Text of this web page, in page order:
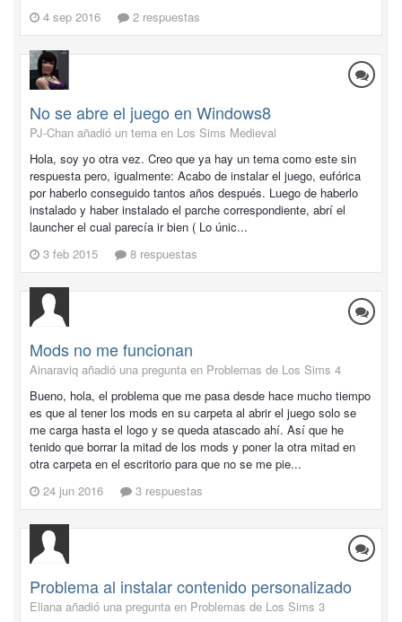
4 sep 2016
2 respuestas
No se abre el juego en Windows8
PJ-Chan añadió un tema en Los Sims Medieval
Hola, soy yo otra vez. Creo que ya hay un tema como este sin
respuesta pero, igualmente: Acabo de instalar el juego, eufórica
por haberlo conseguido tantos años después. Luego de haberlo
instalado y haber instalado el parche correspondiente, abrí el
launcher el cual parecía ir bien ( Lo únic...
3 feb 2015
8 respuestas
Mods no me funcionan
Ainaraviq añadió una pregunta en Problemas de Los Sims 4
Bueno, hola, el problema que me pasa desde hace mucho tiempo
es que al tener los mods en su carpeta al abrir el juego solo se
me carga hasta el logo y se queda atascado ahí. Así que he
tenido que borrar la mitad de los mods y poner la otra mitad en
otra carpeta en el escritorio para que no se me pie...
24 jun 2016
3 respuestas
Problema al instalar contenido personalizado
Eliana añadió una pregunta en Problemas de Los Sims 3